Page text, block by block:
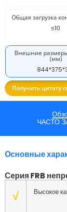
Общая загрузка
≤10
Внешние
(мм)
Получить цитату
ЧАСТО
Основные
Серия FRB
√ Высокое